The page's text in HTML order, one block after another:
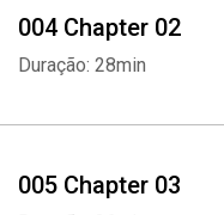
004 Chapter 02
Duração: 28min
005 Chapter 03